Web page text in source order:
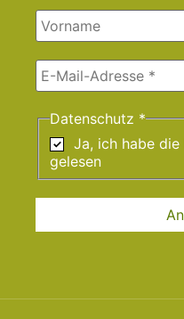
Datenschutz *
Ja, ich habe die
gelesen